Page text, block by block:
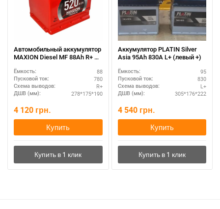
Автомобильный аккумулятор
MAXION Diesel MF 88Ah R+ –
Ёмкость: 88
Пусковой ток: 780
Схема выводов: R+
ДШВ (мм): 278*175*190
4 120 грн.
Купить
Аккумулятор PLATIN Silver
Asia 95Ah 830A L+ (левый +)
Ёмкость: 95
Пусковой ток: 830
Схема выводов: L+
ДШВ (мм): 305*176*222
4 540 грн.
Купить